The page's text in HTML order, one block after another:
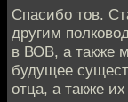
Спасибо тов.
другим
в ВОВ, а также
будущее
отца, а также